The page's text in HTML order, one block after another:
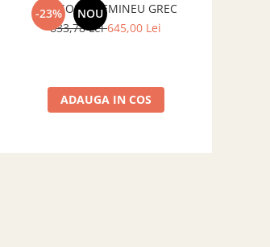
-23% NOU
UȘĂ SOBĂ, ȘEMINEU GREC
833,78 Lei645,00 Lei
ADAUGA IN COS